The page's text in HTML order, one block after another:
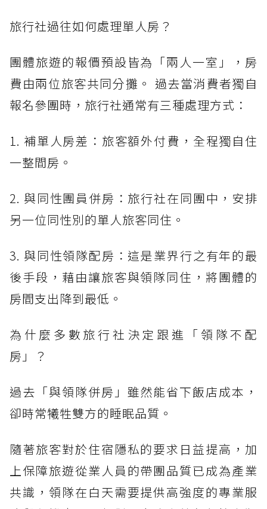
旅行社過往如何處理單人房？
團體旅遊的報價預設皆為「兩人一室」，房
費由兩位旅客共同分攤。 過去當消費者獨自
報名參團時，旅行社通常有三種處理方式：
1. 補單人房差：旅客額外付費，全程獨自住
一整間房。
2. 與同性團員併房：旅行社在同團中，安排
另一位同性別的單人旅客同住。
3. 與同性領隊配房：這是業界行之有年的最
後手段，藉由讓旅客與領隊同住，將團體的
房間支出降到最低。
為什麼多數旅行社決定跟進「領隊不配
房」？
過去「與領隊併房」雖然能省下飯店成本，
卻時常犧牲雙方的睡眠品質。
隨著旅客對於住宿隱私的要求日益提高，加
上保障旅遊從業人員的帶團品質已成為產業
共識，領隊在白天需要提供高強度的專業服